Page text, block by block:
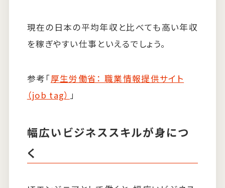
現在の日本の平均年収と比べても高い年収
を稼ぎやすい仕事といえるでしょう。
参考「厚生労働省： 職業情報提供サイト
（job tag） 」
幅広いビジネススキルが身につ
く